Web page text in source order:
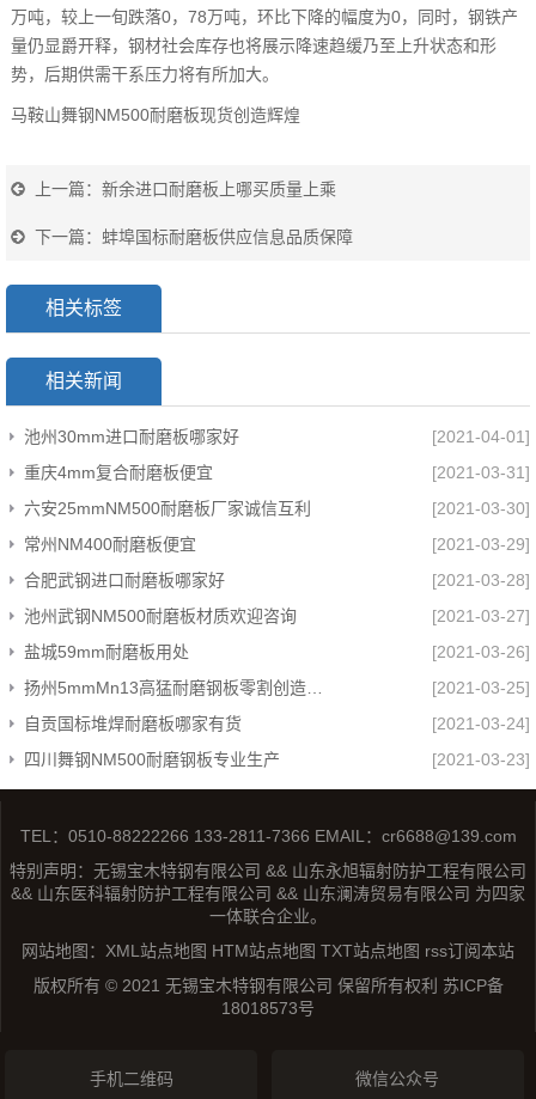
万吨，较上一旬跌落0，78万吨，环比下降的幅度为0，同时，钢铁产
量仍显爵开释，钢材社会库存也将展示降速趋缓乃至上升状态和形
势，后期供需干系压力将有所加大。
马鞍山舞钢NM500耐磨板现货创造辉煌
上一篇：新余进口耐磨板上哪买质量上乘
下一篇： 蚌埠国标耐磨板供应信息品质保障
相关标签
相关新闻
池州30mm进口耐磨板哪家好
[2021-04-01]
重庆4mm复合耐磨板便宜
[2021-03-31]
六安25mmNM500耐磨板厂家诚信互利
[2021-03-30]
常州NM400耐磨板便宜
[2021-03-29]
合肥武钢进口耐磨板哪家好
[2021-03-28]
池州武钢NM500耐磨板材质欢迎咨询
[2021-03-27]
盐城59mm耐磨板用处
[2021-03-26]
[2021-03-25]
自贡国标堆焊耐磨板哪家有货
[2021-03-24]
四川舞钢NM500耐磨钢板专业生产
[2021-03-23]
TEL：0510-88222266 133-2811-7366 EMAIL：cr6688@139.com
特别声明：无锡宝木特钢有限公司 && 山东永旭辐射防护工程有限公司
&& 山东医科辐射防护工程有限公司 && 山东澜涛贸易有限公司 为四家
一体联合企业。
网站地图： XML站点地图 HTM站点地图 TXT站点地图 rss订阅本站
版权所有 © 2021 无锡宝木特钢有限公司 保留所有权利 苏ICP备
18018573号
手机二维码 微信公众号